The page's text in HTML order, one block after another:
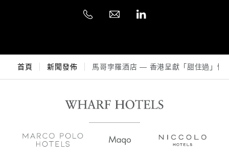
首頁 新聞發佈 馬哥孛羅酒店 — 香港呈獻「甜住過」情